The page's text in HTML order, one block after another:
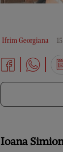
Ifrim Georgiana
Ioana